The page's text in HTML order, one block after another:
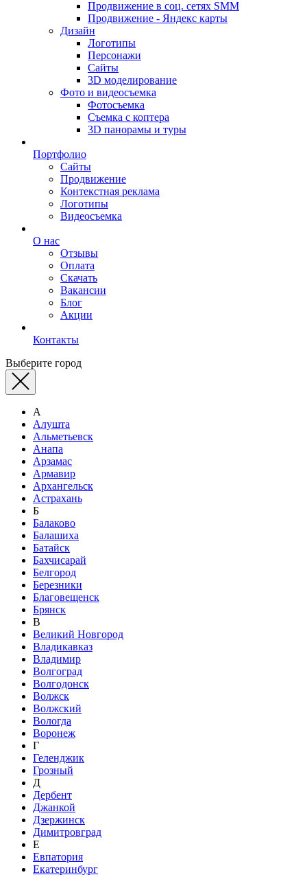
Продвижение в соц. сетях SMM
Продвижение - Яндекс карты
Дизайн
Логотипы
Персонажи
Сайты
3D моделирование
Фото и видеосъемка
Фотосъемка
Съемка с коптера
3D панорамы и туры
Портфолио
Сайты
Продвижение
Контекстная реклама
Логотипы
Видеосъемка
О нас
Отзывы
Оплата
Скачать
Вакансии
Блог
Акции
Контакты
Выберите город
А
Алушта
Альметьевск
Анапа
Арзамас
Армавир
Архангельск
Астрахань
Б
Балаково
Балашиха
Батайск
Бахчисарай
Белгород
Березники
Благовещенск
Брянск
В
Великий Новгород
Владикавказ
Владимир
Волгоград
Волгодонск
Волжск
Волжский
Вологда
Воронеж
Г
Геленджик
Грозный
Д
Дербент
Джанкой
Дзержинск
Димитровград
Е
Евпатория
Екатеринбург